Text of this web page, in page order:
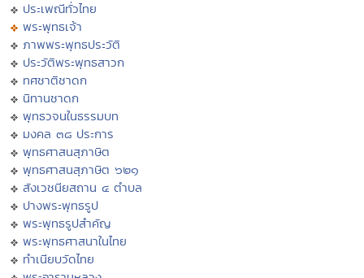
ประเพณีทั่วไทย
พระพุทธเจ้า
ภาพพระพุทธประวัติ
ประวัติพระพุทธสาวก
ทศชาติชาดก
นิทานชาดก
พุทธวจนในธรรมบท
มงคล ๓๘ ประการ
พุทธศาสนสุภาษิต
พุทธศาสนสุภาษิต ๖๒๑
สังเวชนียสถาน ๔ ตำบล
ปางพระพุทธรูป
พระพุทธรูปสำคัญ
พระพุทธศาสนาในไทย
ทำเนียบวัดไทย